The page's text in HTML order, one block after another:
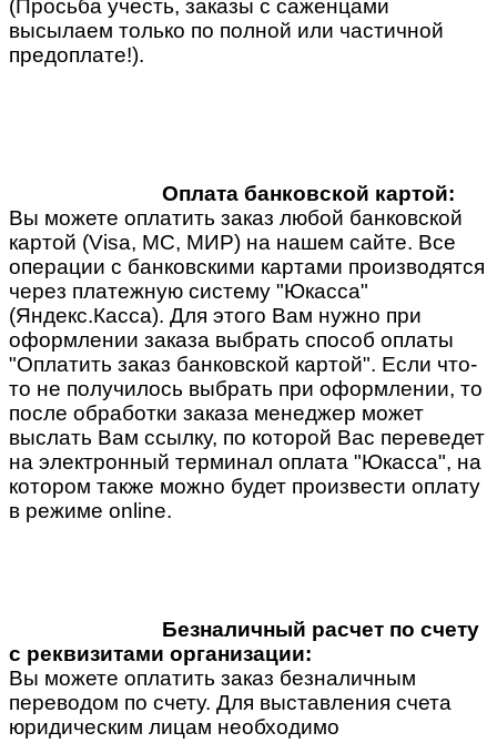
(Просьба учесть, заказы с саженцами
высылаем только по полной или частичной
предоплате!).
Оплата банковской картой:
Вы можете оплатить заказ любой банковской
картой (Visa, MC, МИР) на нашем сайте. Все
операции с банковскими картами производятся
через платежную систему "Юкасса"
(Яндекс.Касса). Для этого Вам нужно при
оформлении заказа выбрать способ оплаты
"Оплатить заказ банковской картой". Если что-
то не получилось выбрать при оформлении, то
после обработки заказа менеджер может
выслать Вам ссылку, по которой Вас переведет
на электронный терминал оплата "Юкасса", на
котором также можно будет произвести оплату
в режиме online.
Безналичный расчет по счету
с реквизитами организации:
Вы можете оплатить заказ безналичным
переводом по счету. Для выставления счета
юридическим лицам необходимо